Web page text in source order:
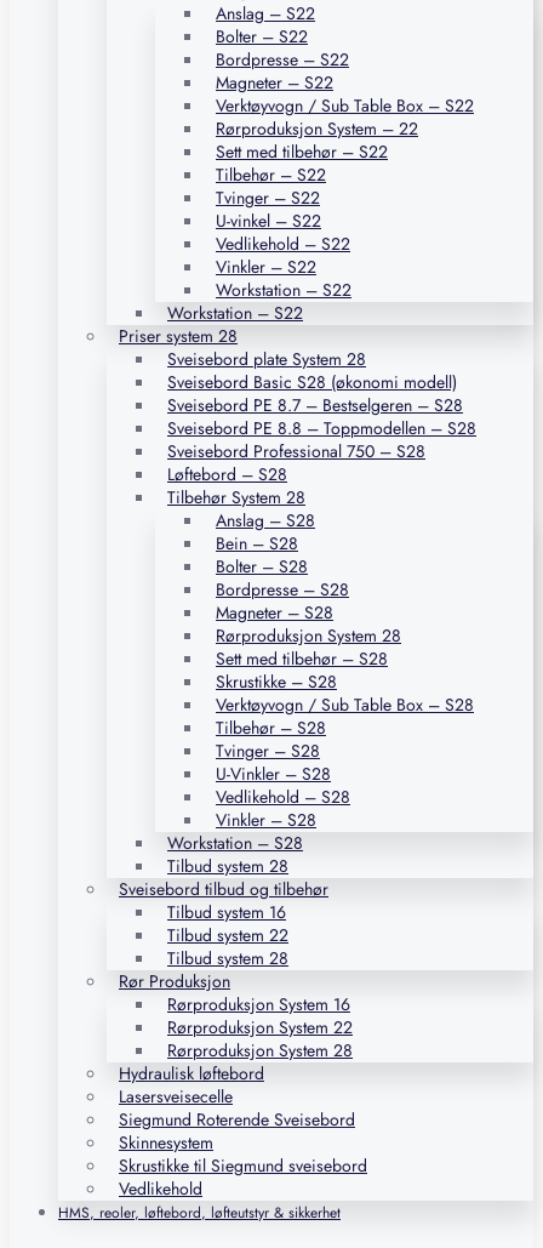
Anslag – S22
Bolter – S22
Bordpresse – S22
Magneter – S22
Verktøyvogn / Sub Table Box – S22
Rørproduksjon System – 22
Sett med tilbehør – S22
Tilbehør – S22
Tvinger – S22
U-vinkel – S22
Vedlikehold – S22
Vinkler – S22
Workstation – S22
Workstation – S22
Priser system 28
Sveisebord plate System 28
Sveisebord Basic S28 (økonomi modell)
Sveisebord PE 8.7 – Bestselgeren – S28
Sveisebord PE 8.8 – Toppmodellen – S28
Sveisebord Professional 750 – S28
Løftebord – S28
Tilbehør System 28
Anslag – S28
Bein – S28
Bolter – S28
Bordpresse – S28
Magneter – S28
Rørproduksjon System 28
Sett med tilbehør – S28
Skrustikke – S28
Verktøyvogn / Sub Table Box – S28
Tilbehør – S28
Tvinger – S28
U-Vinkler – S28
Vedlikehold – S28
Vinkler – S28
Workstation – S28
Tilbud system 28
Sveisebord tilbud og tilbehør
Tilbud system 16
Tilbud system 22
Tilbud system 28
Rør Produksjon
Rørproduksjon System 16
Rørproduksjon System 22
Rørproduksjon System 28
Hydraulisk løftebord
Lasersveisecelle
Siegmund Roterende Sveisebord
Skinnesystem
Skrustikke til Siegmund sveisebord
Vedlikehold
HMS, reoler, løftebord, løfteutstyr & sikkerhet